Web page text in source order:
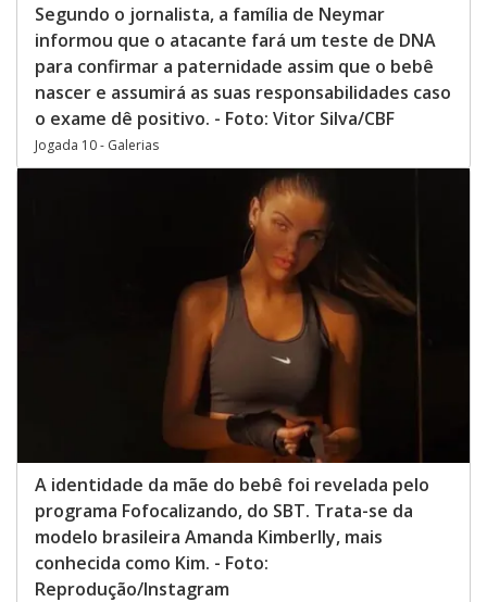
Segundo o jornalista, a família de Neymar
informou que o atacante fará um teste de DNA
para confirmar a paternidade assim que o bebê
nascer e assumirá as suas responsabilidades caso
o exame dê positivo. - Foto: Vitor Silva/CBF
Jogada 10 - Galerias
A identidade da mãe do bebê foi revelada pelo
programa Fofocalizando, do SBT. Trata-se da
modelo brasileira Amanda Kimberlly, mais
conhecida como Kim. - Foto:
Reprodução/Instagram